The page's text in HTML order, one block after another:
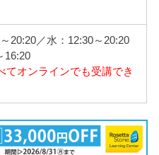
20:20／水：12:30～20:20
16:20
オンラインでも受講でき